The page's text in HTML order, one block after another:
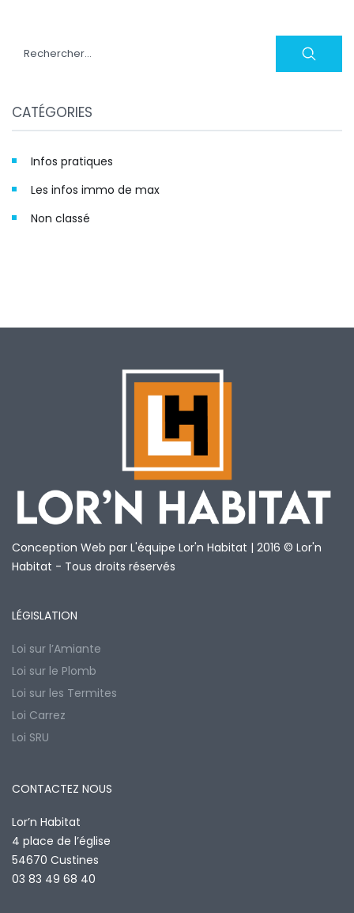
Rechercher :
CATÉGORIES
Infos pratiques
Les infos immo de max
Non classé
Conception Web par L'équipe Lor'n Habitat | 2016 © Lor'n
Habitat - Tous droits réservés
LÉGISLATION
Loi sur l’Amiante
Loi sur le Plomb
Loi sur les Termites
Loi Carrez
Loi SRU
CONTACTEZ NOUS
Lor’n Habitat
4 place de l’église
54670 Custines
03 83 49 68 40